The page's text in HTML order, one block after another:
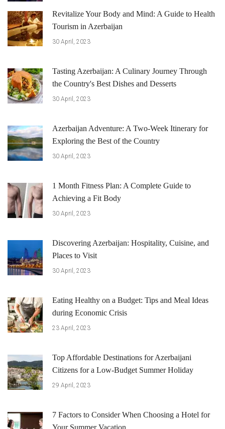
Revitalize Your Body and Mind: A Guide to Health
Tourism in Azerbaijan
30 April, 2023
Tasting Azerbaijan: A Culinary Journey Through
the Country's Best Dishes and Desserts
30 April, 2023
Azerbaijan Adventure: A Two-Week Itinerary for
Exploring the Best of the Country
30 April, 2023
1 Month Fitness Plan: A Complete Guide to
Achieving a Fit Body
30 April, 2023
Discovering Azerbaijan: Hospitality, Cuisine, and
Places to Visit
30 April, 2023
Eating Healthy on a Budget: Tips and Meal Ideas
during Economic Crisis
23 April, 2023
Top Affordable Destinations for Azerbaijani
Citizens for a Low-Budget Summer Holiday
29 April, 2023
7 Factors to Consider When Choosing a Hotel for